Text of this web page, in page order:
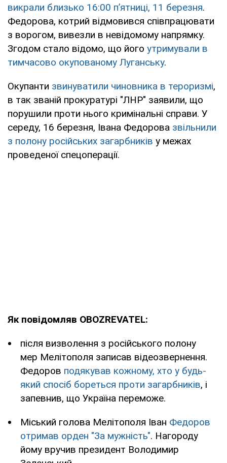
викрали близько 16:00 п’ятниці, 11 березня.
Федорова, котрий відмовився співпрацювати
з ворогом, вивезли в невідомому напрямку.
Згодом стало відомо, що його утримували в
тимчасово окупованому Луганську.
Окупанти звинуватили чиновника в тероризмі,
в так званій прокуратурі "ЛНР" заявили, що
порушили проти нього кримінальні справи. У
середу, 16 березня, Івана Федорова звільнили
з полону російських загарбників у межах
проведеної спецоперації.
Як повідомляв OBOZREVATEL:
після визволення з російського полону
мер Мелітополя записав відеозвернення.
Федоров подякував кожному, хто у будь-
який спосіб бореться проти загарбників, і
запевнив, що Україна переможе.
Міський голова Мелітополя Іван Федоров
отримав орден "За мужність". Нагороду
йому вручив президент Володимир